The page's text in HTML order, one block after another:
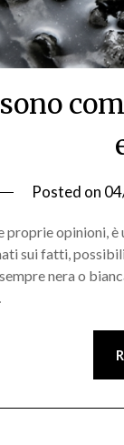
Posted on
proprie opinioni,
sui fatti,
nera o